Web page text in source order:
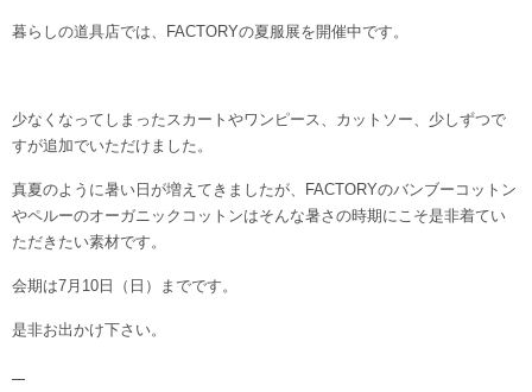
暮らしの道具店では、FACTORYの夏服展を開催中です。
少なくなってしまったスカートやワンピース、カットソー、少しずつで
すが追加でいただけました。
真夏のように暑い日が増えてきましたが、FACTORYのバンブーコットン
やペルーのオーガニックコットンはそんな暑さの時期にこそ是非着てい
ただきたい素材です。
会期は7月10日（日）までです。
是非お出かけ下さい。